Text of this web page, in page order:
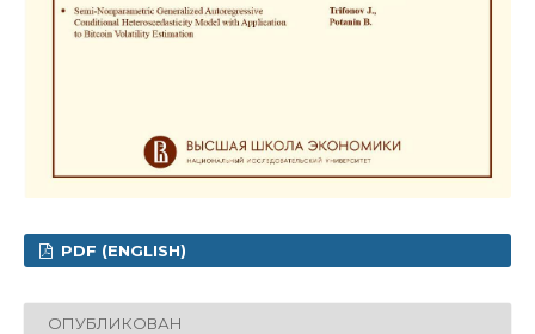
PDF (ENGLISH)
ОПУБЛИКОВАН